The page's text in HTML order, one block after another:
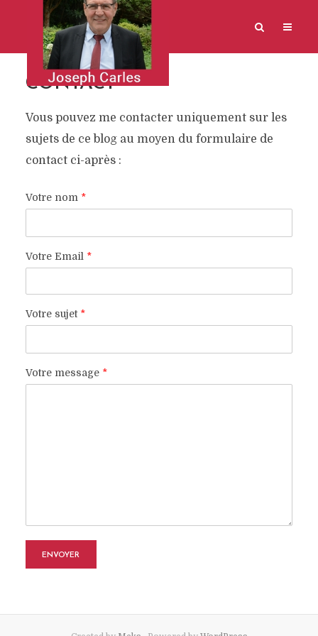
CONTACT
Vous pouvez me contacter uniquement sur les
sujets de ce blog au moyen du formulaire de
contact ci-après :
Votre nom *
Votre Email *
Votre sujet *
Votre message *
ENVOYER